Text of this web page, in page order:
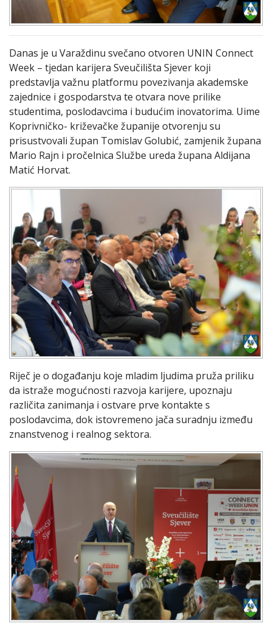
Danas je u Varaždinu svečano otvoren UNIN Connect
Week – tjedan karijera Sveučilišta Sjever koji
predstavlja važnu platformu povezivanja akademske
zajednice i gospodarstva te otvara nove prilike
studentima, poslodavcima i budućim inovatorima. Uime
Koprivničko- križevačke županije otvorenju su
prisustvovali župan Tomislav Golubić, zamjenik župana
Mario Rajn i pročelnica Službe ureda župana Aldijana
Matić Horvat.
Riječ je o događanju koje mladim ljudima pruža priliku
da istraže mogućnosti razvoja karijere, upoznaju
različita zanimanja i ostvare prve kontakte s
poslodavcima, dok istovremeno jača suradnju između
znanstvenog i realnog sektora.